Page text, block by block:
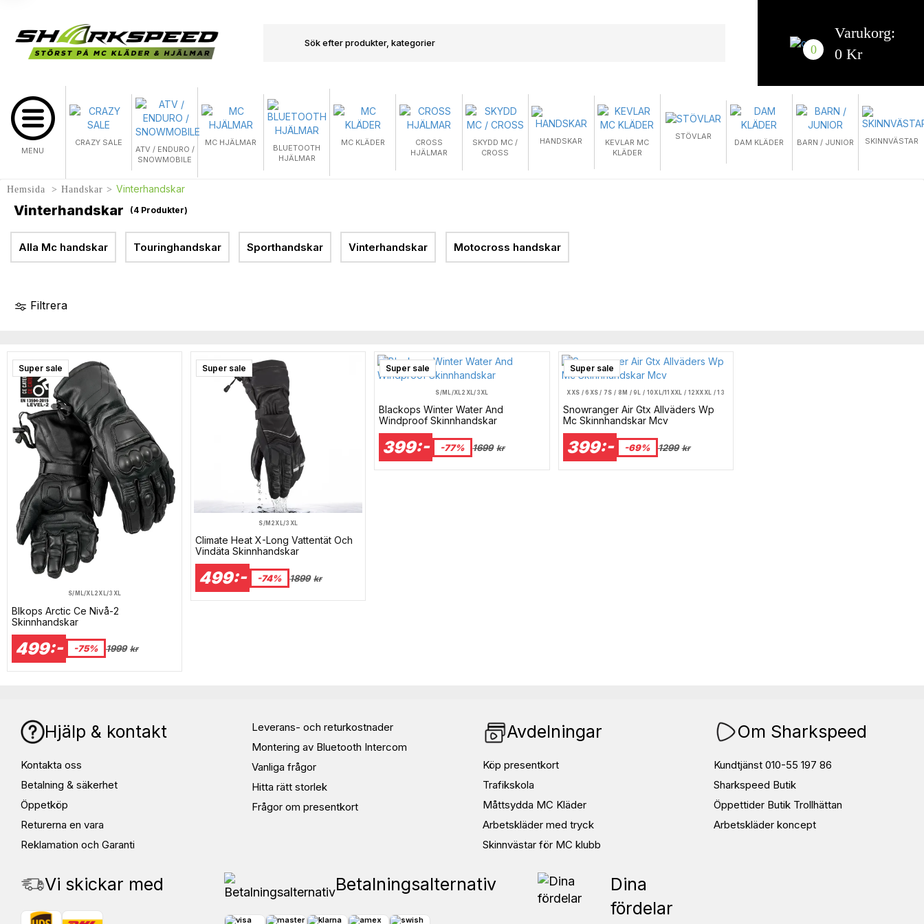
0
Varukorg:
0 Kr
MENU
CRAZY SALE
ATV / ENDURO /
SNOWMOBILE
MC HJÄLMAR
BLUETOOTH
HJÄLMAR
MC KLÄDER
CROSS
HJÄLMAR
SKYDD MC /
CROSS
HANDSKAR
KEVLAR MC
KLÄDER
STÖVLAR
DAM KLÄDER BARN / JUNIOR SKINNVÄSTAR
Hemsida Handskar Vinterhandskar
Vinterhandskar (4 Produkter)
Alla Mc handskar Touringhandskar Sporthandskar Vinterhandskar Motocross handskar
Filtrera
Super sale
S/M L/XL2XL/3XL
Blkops Arctic Ce Nivå-2
Skinnhandskar
499:- -75% 1999 kr
Super sale
S/M 2XL/3XL
Climate Heat X-Long Vattentät Och
Vindäta Skinnhandskar
499:- -74% 1899 kr
Super sale
S/M L/XL 2XL/3XL
Blackops Winter Water And
Windproof Skinnhandskar
399:- -77% 1699 kr
Super sale
XXS / 6 XS / 7 S / 8 M / 9 L / 10 XL/11 XXL / 12 XXXL / 13
Snowranger Air Gtx Allväders Wp
Mc Skinnhandskar Mcv
399:- -69% 1299 kr
Hjälp & kontakt
Kontakta oss
Betalning & säkerhet
Öppetköp
Returerna en vara
Reklamation och Garanti
Leverans- och returkostnader
Montering av Bluetooth Intercom
Vanliga frågor
Hitta rätt storlek
Frågor om presentkort
Avdelningar
Köp presentkort
Trafikskola
Måttsydda MC Kläder
Arbetskläder med tryck
Skinnvästar för MC klubb
Om Sharkspeed
Kundtjänst 010-55 197 86
Sharkspeed Butik
Öppettider Butik Trollhättan
Arbetskläder koncept
Vi skickar med Betalningsalternativ
Dina
fördelar